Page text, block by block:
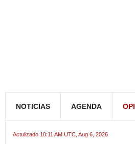
NOTICIAS AGENDA
Actulizado 10:11 AM UTC, Aug 6, 2026